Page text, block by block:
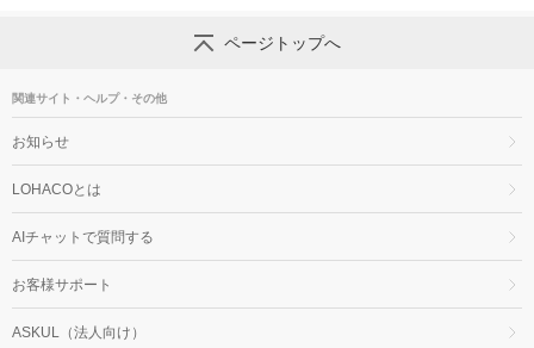
ページトップへ
関連サイト・ヘルプ・その他
お知らせ
LOHACOとは
AIチャットで質問する
お客様サポート
ASKUL（法人向け）